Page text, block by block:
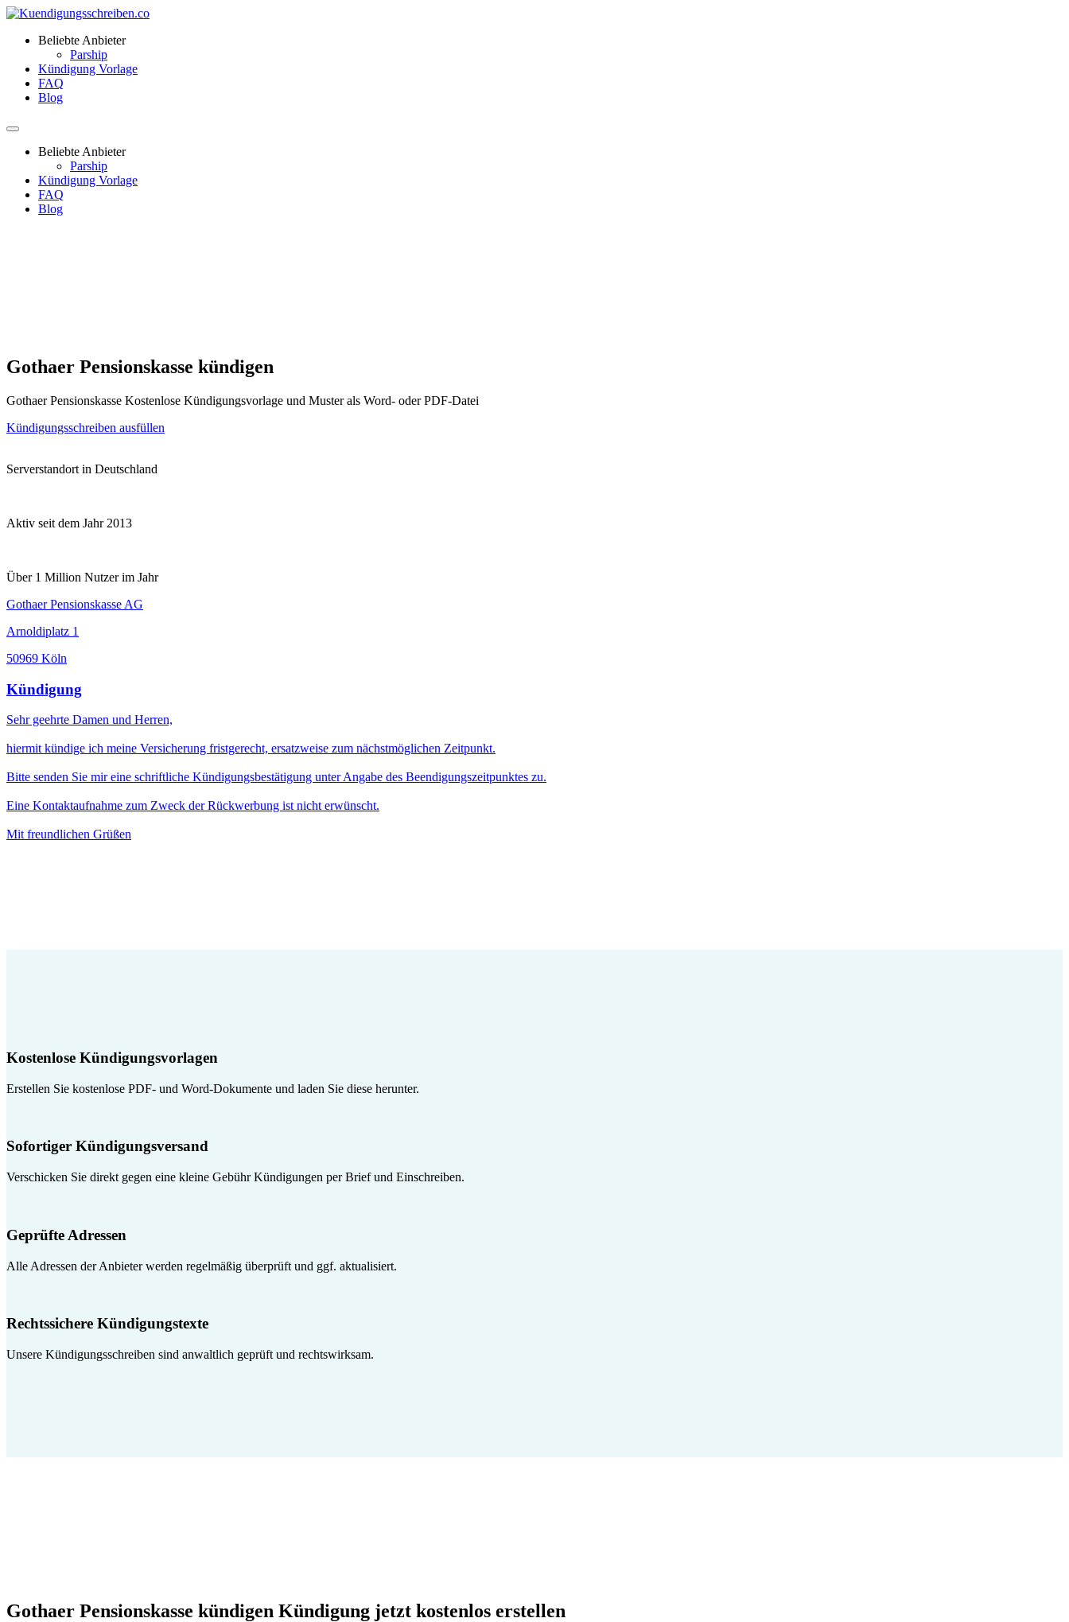
Beliebte Anbieter
Parship
Kündigung Vorlage
FAQ
Blog
Beliebte Anbieter
Parship
Kündigung Vorlage
FAQ
Blog
Gothaer Pensionskasse kündigen
Gothaer Pensionskasse Kostenlose Kündigungsvorlage und Muster als Word- oder PDF-Datei
Kündigungsschreiben ausfüllen
Serverstandort in Deutschland
Aktiv seit dem Jahr 2013
Über 1 Million Nutzer im Jahr
Gothaer Pen­si­ons­kasse AG
Arnoldiplatz 1
50969 Köln
Kündigung
Sehr geehrte Damen und Herren,
hiermit kündige ich meine Versicherung fristgerecht, ersatzweise zum nächstmöglichen Zeitpunkt.
Bitte senden Sie mir eine schriftliche Kündigungsbestätigung unter Angabe des Beendigungszeitpunktes zu.
Eine Kontaktaufnahme zum Zweck der Rückwerbung ist nicht erwünscht.
Mit freundlichen Grüßen
Kostenlose Kündigungsvorlagen
Erstellen Sie kostenlose PDF- und Word-Dokumente und laden Sie diese herunter.
Sofortiger Kündigungsversand
Verschicken Sie direkt gegen eine kleine Gebühr Kündigungen per Brief und Einschreiben.
Geprüfte Adressen
Alle Adressen der Anbieter werden regelmäßig überprüft und ggf. aktualisiert.
Rechtssichere Kündigungstexte
Unsere Kündigungsschreiben sind anwaltlich geprüft und rechtswirksam.
Gothaer Pensionskasse kündigen Kündigung jetzt kostenlos erstellen